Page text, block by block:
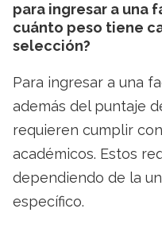
para ingresar a una
cuánto peso tiene
selección?
Para ingresar a una
además del puntaje
requieren cumplir
académicos. Estos
dependiendo de la
específico.